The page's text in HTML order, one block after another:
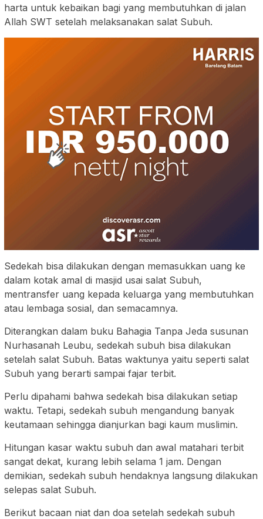
harta untuk kebaikan bagi yang membutuhkan di jalan
Allah SWT setelah melaksanakan salat Subuh.
Sedekah bisa dilakukan dengan memasukkan uang ke
dalam kotak amal di masjid usai salat Subuh,
mentransfer uang kepada keluarga yang membutuhkan
atau lembaga sosial, dan semacamnya.
Diterangkan dalam buku Bahagia Tanpa Jeda susunan
Nurhasanah Leubu, sedekah subuh bisa dilakukan
setelah salat Subuh. Batas waktunya yaitu seperti salat
Subuh yang berarti sampai fajar terbit.
Perlu dipahami bahwa sedekah bisa dilakukan setiap
waktu. Tetapi, sedekah subuh mengandung banyak
keutamaan sehingga dianjurkan bagi kaum muslimin.
Hitungan kasar waktu subuh dan awal matahari terbit
sangat dekat, kurang lebih selama 1 jam. Dengan
demikian, sedekah subuh hendaknya langsung dilakukan
selepas salat Subuh.
Berikut bacaan niat dan doa setelah sedekah subuh